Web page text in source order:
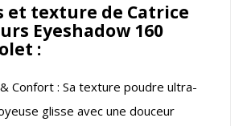
et texture de Catrice
Eyeshadow 160
:
Confort : Sa texture poudre ultra-
glisse avec une douceur